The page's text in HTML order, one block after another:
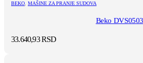
BEKO MAŠINE ZA PRANJE SUDOVA
Beko
33.640,93RSD